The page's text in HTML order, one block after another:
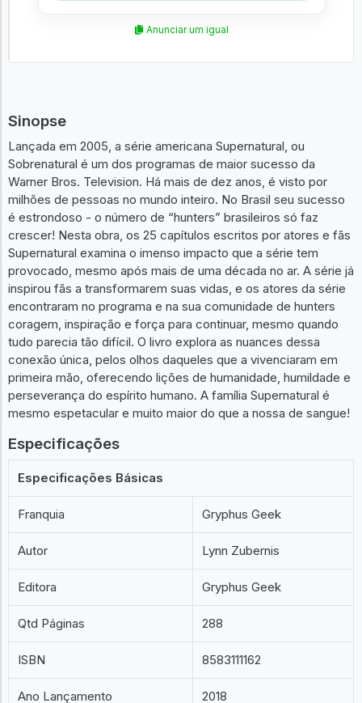
Anunciar um igual
Sinopse
Lançada em 2005, a série americana Supernatural, ou
Sobrenatural é um dos programas de maior sucesso da
Warner Bros. Television. Há mais de dez anos, é visto por
milhões de pessoas no mundo inteiro. No Brasil seu sucesso
é estrondoso - o número de “hunters” brasileiros só faz
crescer! Nesta obra, os 25 capítulos escritos por atores e fãs
Supernatural examina o imenso impacto que a série tem
provocado, mesmo após mais de uma década no ar. A série já
inspirou fãs a transformarem suas vidas, e os atores da série
encontraram no programa e na sua comunidade de hunters
coragem, inspiração e força para continuar, mesmo quando
tudo parecia tão difícil. O livro explora as nuances dessa
conexão única, pelos olhos daqueles que a vivenciaram em
primeira mão, oferecendo lições de humanidade, humildade e
perseverança do espírito humano. A família Supernatural é
mesmo espetacular e muito maior do que a nossa de sangue!
Especificações
Especificações Básicas
Franquia Gryphus Geek
Autor Lynn Zubernis
Editora Gryphus Geek
Qtd Páginas 288
ISBN 8583111162
Ano Lançamento 2018